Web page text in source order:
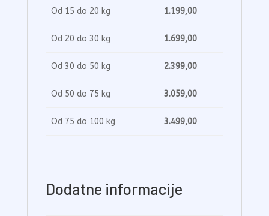
Od 15 do 20 kg 1.199,00
Od 20 do 30 kg 1.699,00
Od 30 do 50 kg 2.399,00
Od 50 do 75 kg 3.059,00
Od 75 do 100 kg 3.499,00
Dodatne informacije